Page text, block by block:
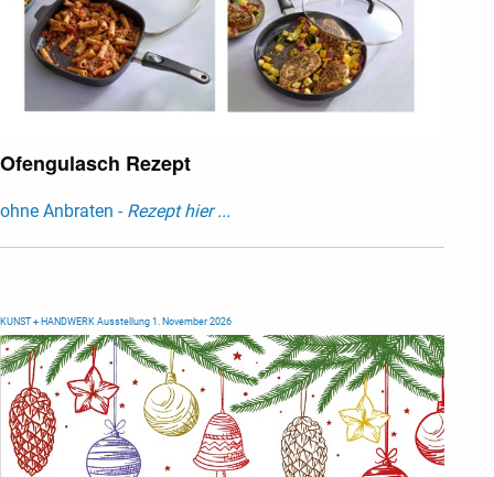
Ofengulasch Rezept
ohne Anbraten - Rezept hier ...
KUNST + HANDWERK Ausstellung 1. November 2026